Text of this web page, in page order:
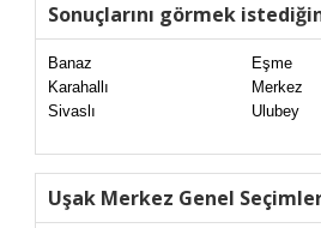
Sonuçlarını görmek
Banaz
Eşme
Karahallı
Merkez
Sivaslı
Ulubey
Uşak Merkez Genel